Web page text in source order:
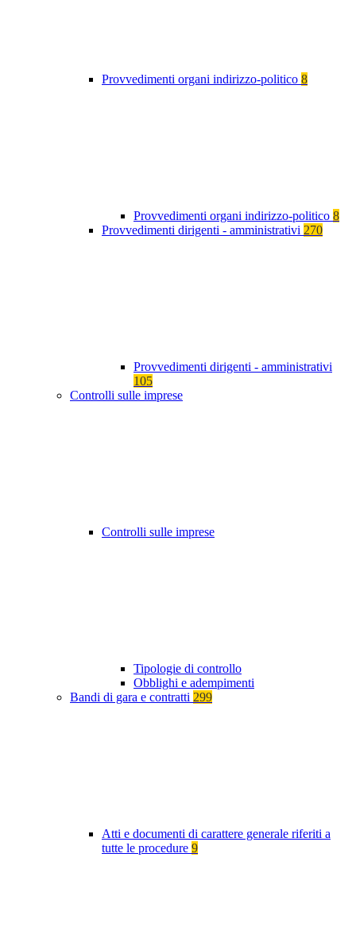
Provvedimenti organi indirizzo-politico 8
Provvedimenti organi indirizzo-politico 8
Provvedimenti dirigenti - amministrativi 270
Provvedimenti dirigenti - amministrativi
105
Controlli sulle imprese
Controlli sulle imprese
Tipologie di controllo
Obblighi e adempimenti
Bandi di gara e contratti 299
Atti e documenti di carattere generale riferiti a
tutte le procedure 9